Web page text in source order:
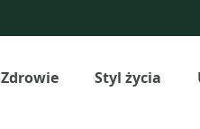
Zdrowie Styl życia